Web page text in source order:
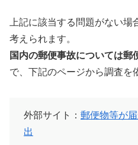
上記に該当する問題がない
考えられます。
国内の郵便事故については郵
で、下記のページから調査を
外部サイト： 郵便物等が
出